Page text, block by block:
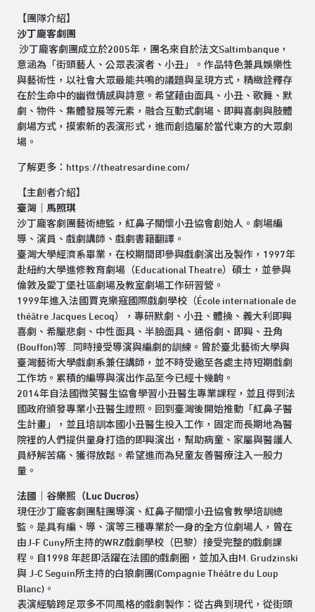
【團隊介紹】
沙丁龐客劇團
沙丁龐客劇團成立於2005年，團名來自於法文Saltimbanque，
意涵為「街頭藝人、公眾表演者、小丑」。作品特色兼具娛樂性
與藝術性，以社會大眾最能共鳴的議題與呈現方式，精緻詮釋存
在於生命中的幽微情感與詩意。希望藉由面具、小丑、歌舞、默
劇、物件、集體發展等元素，融合互動式劇場、即興喜劇與肢體
劇場方式，摸索新的表演形式，進而創造屬於當代東方的大眾劇
場。
了解更多： https://theatresardine.com/
【主創者介紹】
臺灣｜馬照琪
沙丁龐客劇團藝術總監，紅鼻子關懷小丑協會創始人。劇場編
導、演員、戲劇講師、戲劇書籍翻譯。
臺灣大學經濟系畢業，在校期間即參與戲劇演出及製作，1997年
赴紐約大學進修教育劇場（Educational Theatre）碩士，並參與
倫敦及愛丁堡社區劇場及教室劇場工作研習營。
1999年進入法國賈克樂寇國際戲劇學校（École internationale de
théâtre Jacques Lecoq），專研默劇、小丑、體操、義大利即興
喜劇、希臘悲劇、中性面具、半臉面具、通俗劇、即興、丑角
(Bouffon)等…同時接受導演與編劇的訓練。曾於臺北藝術大學與
臺灣藝術大學戲劇系兼任講師，並不時受邀至各處主持短期戲劇
工作坊。累積的編導與演出作品至今已經十幾齣。
2014年自法國微笑醫生協會學習小丑醫生專業課程，並且得到法
國政府頒發專業小丑醫生證照。回到臺灣後開始推動「紅鼻子醫
生計畫」，並且培訓本國小丑醫生投入工作，固定而長期地為醫
院裡的人們提供量身打造的即興演出，幫助病童、家屬與醫護人
員紓解苦痛、獲得放鬆。希望進而為兒童友善醫療注入一股力
量。
法國｜谷樂熙（Luc Ducros）
現任沙丁龐客劇團駐團導演、紅鼻子關懷小丑協會教學培訓總
監。是具有編、導、演等三種專業於一身的全方位劇場人，曾在
由J-F Cuny所主持的WRZ戲劇學校（巴黎）接受完整的戲劇課
程。自1998 年起即活躍在法國的戲劇圈，並加入由M. Grudzinski
與 J-C Seguin所主持的白狼劇團(Compagnie Théâtre du Loup
Blanc)。
表演經驗跨足眾多不同風格的戲劇製作：從古典到現代，從街頭